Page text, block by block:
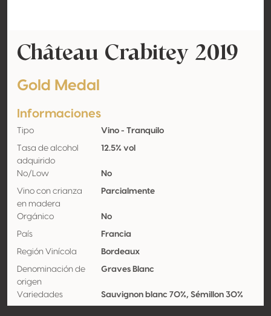
Château Crabitey 2019
Gold Medal
Informaciones
Tipo Vino - Tranquilo
Tasa de alcohol
adquirido
12.5% vol
No/Low No
Vino con crianza
en madera
Parcialmente
Orgánico No
País Francia
Región Vinícola Bordeaux
Denominación de
origen
Graves Blanc
Variedades Sauvignon blanc 70%, Sémillon 30%